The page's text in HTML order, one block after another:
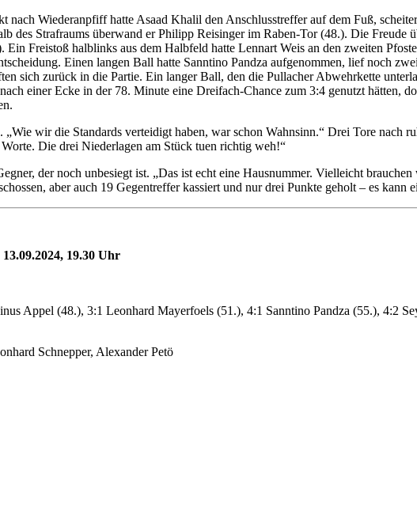
Wiederanpfiff hatte Asaad Khalil den Anschlusstreffer auf dem Fuß,
des Strafraums überwand er Philipp Reisinger im Raben-Tor (48.). Die
Freistoß halblinks aus dem Halbfeld hatte Lennart Weis an den zweiten
Einen langen Ball hatte Sanntino Pandza aufgenommen, lief noch
sich zurück in die Partie. Ein langer Ball, den die Pullacher Abwehrkette
einer Ecke in der 78. Minute eine Dreifach-Chance zum 3:4 genutzt hätten,
wir die Standards verteidigt haben, war schon Wahnsinn.“ Drei Tore nach
Die drei Niederlagen am Stück tuen richtig weh!“
der noch unbesiegt ist. „Das ist echt eine Hausnummer. Vielleicht
aber auch 19 Gegentreffer kassiert und nur drei Punkte geholt – es kann
19.30 Uhr
Appel (48.), 3:1 Leonhard Mayerfoels (51.), 4:1 Sanntino Pandza (55.), 4:2
Schnepper, Alexander Petö